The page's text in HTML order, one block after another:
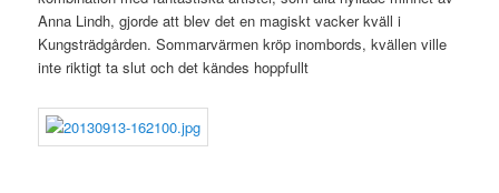
Anna Lindh, gjorde att blev det en magiskt vacker kväll i
Kungsträdgården. Sommarvärmen kröp inombords, kvällen ville
inte riktigt ta slut och det kändes hoppfullt